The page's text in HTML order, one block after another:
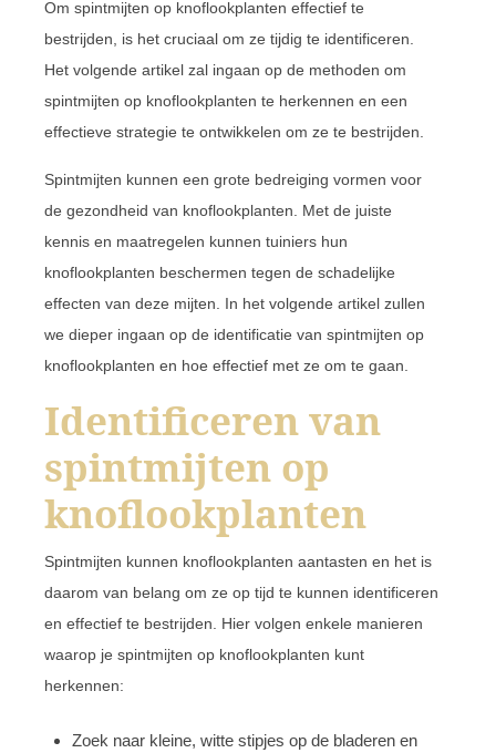
Om spintmijten op knoflookplanten effectief te
bestrijden, is het cruciaal om ze tijdig te identificeren.
Het volgende artikel zal ingaan op de methoden om
spintmijten op knoflookplanten te herkennen en een
effectieve strategie te ontwikkelen om ze te bestrijden.
Spintmijten kunnen een grote bedreiging vormen voor
de gezondheid van knoflookplanten. Met de juiste
kennis en maatregelen kunnen tuiniers hun
knoflookplanten beschermen tegen de schadelijke
effecten van deze mijten. In het volgende artikel zullen
we dieper ingaan op de identificatie van spintmijten op
knoflookplanten en hoe effectief met ze om te gaan.
Identificeren van
spintmijten op
knoflookplanten
Spintmijten kunnen knoflookplanten aantasten en het is
daarom van belang om ze op tijd te kunnen identificeren
en effectief te bestrijden. Hier volgen enkele manieren
waarop je spintmijten op knoflookplanten kunt
herkennen:
Zoek naar kleine, witte stipjes op de bladeren en